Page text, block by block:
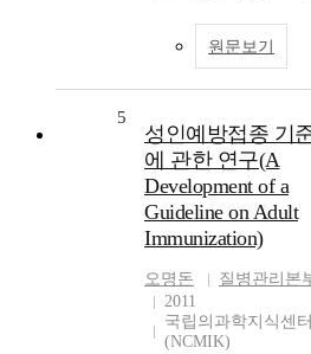
원문보기
5
성인예방접종 기
에 관한 연구(A
Development of a
Guideline on Adult
Immunization)
오명돈
질병관리본
2011
국립의과학지식센
(NCMIK)